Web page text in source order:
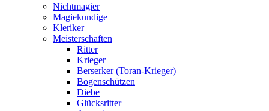
Nichtmagier
Magiekundige
Kleriker
Meisterschaften
Ritter
Krieger
Berserker (Toran-Krieger)
Bogenschützen
Diebe
Glücksritter